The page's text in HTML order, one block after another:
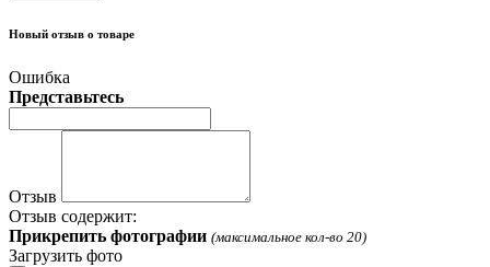
Новый отзыв о товаре
Ошибка
Представьтесь
Отзыв
Отзыв содержит:
Прикрепить фотографии (максимальное кол-во 20)
Загрузить фото